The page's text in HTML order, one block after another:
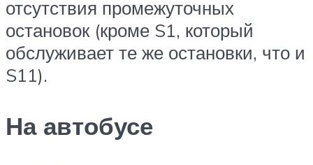
отсутствия промежуточных
остановок (кроме S1, который
обслуживает те же остановки, что и
S11).
На автобусе